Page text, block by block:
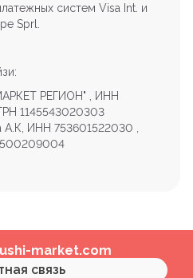
систем Visa Int. и
Sprl.
РЕГИОН" , ИНН
1145543020303
ИНН 753601522030 ,
market.com
связь